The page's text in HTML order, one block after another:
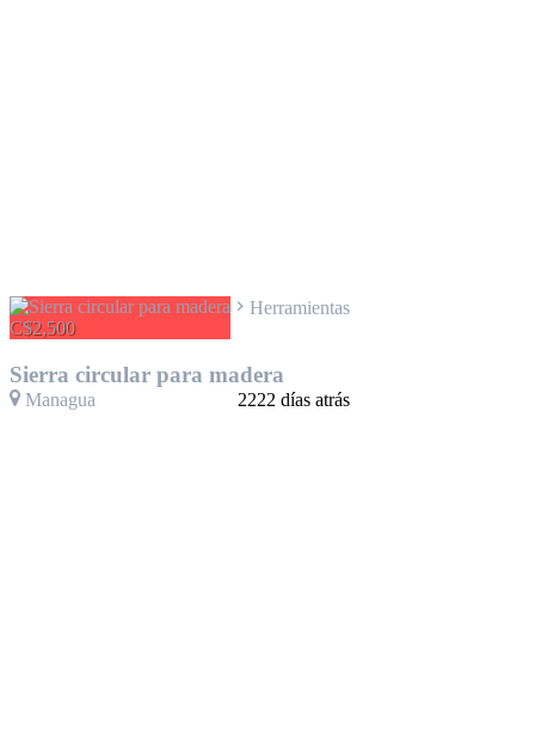
C$2,500
Herramientas
Sierra circular para madera
Managua 2222 días atrás